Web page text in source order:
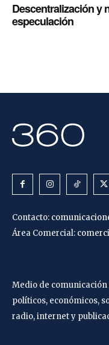
Descentralización y
especulación
Contacto:
Área Comercial:
Medio de
políticos, económicos,
radio, internet y